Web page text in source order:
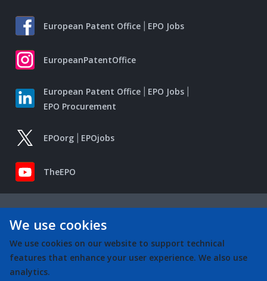
European Patent Office EPO Jobs
EuropeanPatentOffice
European Patent Office
EPO Jobs
EPO Procurement
EPOorg EPOjobs
TheEPO
We use cookies
We use cookies on our website to support technical
features that enhance your user experience. We also use
analytics.